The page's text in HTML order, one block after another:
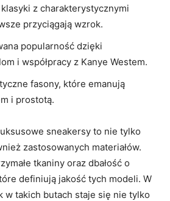
z charakterystycznymi
przyciągają wzrok.
popularność dzięki‌
i współpracy z Kanye Westem.
fasony, ​które emanują
i prostotą.
sneakersy to nie tylko
zastosowanych materiałów.
tkaniny oraz dbałość o
definiują jakość tych modeli. W
w takich butach staje się nie ‌tylko